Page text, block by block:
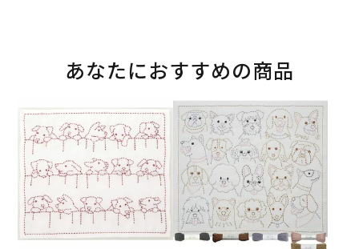
あなたにおすすめの商品